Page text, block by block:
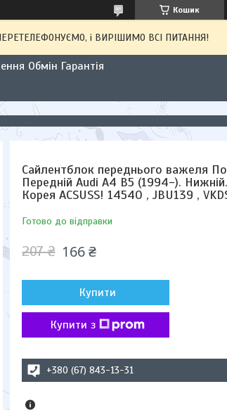
Кошик
і ВИРІШИМО ВСІ ПИТАННЯ!
Обмін Гарантія
Сайлентблок переднього важеля
Передній Audi A4 B5 (1994-).
Корея ACSUSS! 14540 , JBU139 ,
Готово до відправки
207 ₴ 166 ₴
Купити
Купити з
+380 (67) 843-13-31